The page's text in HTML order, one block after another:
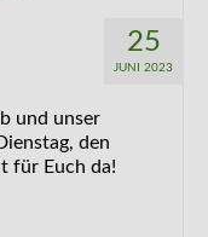
25
JUNI 2023
und unser
den
für Euch da!